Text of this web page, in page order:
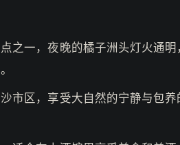
之一，夜晚的橘子洲头灯火通明
市区，享受大自然的宁静与包养